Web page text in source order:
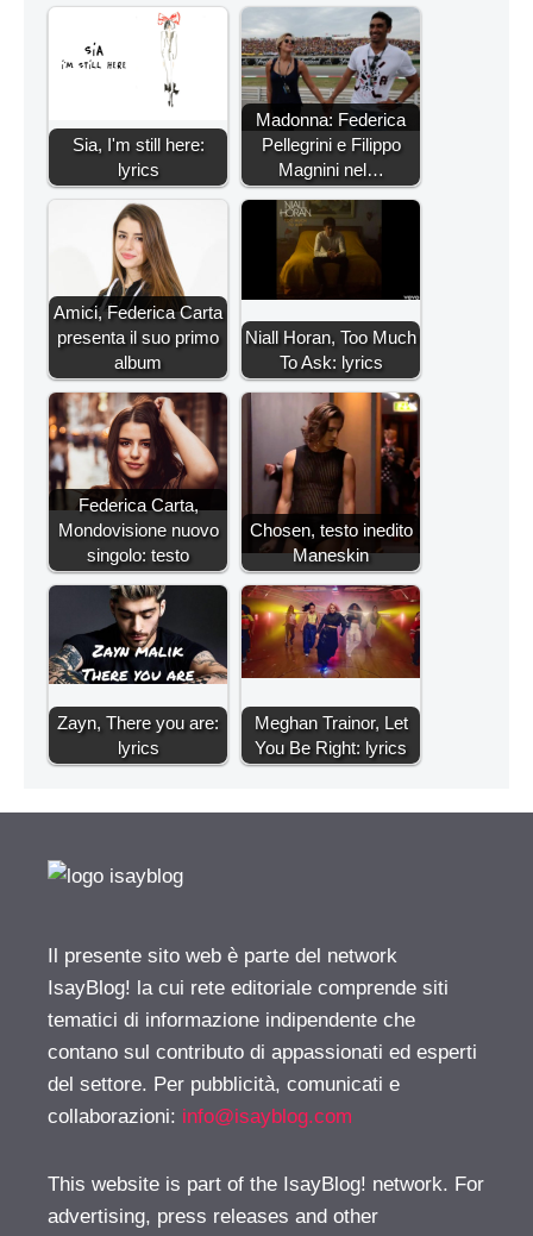
Sia, I'm still here:
lyrics
Madonna: Federica
Pellegrini e Filippo
Magnini nel…
Amici, Federica Carta
presenta il suo primo
album
Niall Horan, Too Much
To Ask: lyrics
Federica Carta,
Mondovisione nuovo
singolo: testo
Chosen, testo inedito
Maneskin
Zayn, There you are:
lyrics
Meghan Trainor, Let
You Be Right: lyrics
Il presente sito web è parte del network
IsayBlog! la cui rete editoriale comprende siti
tematici di informazione indipendente che
contano sul contributo di appassionati ed esperti
del settore. Per pubblicità, comunicati e
collaborazioni: info@isayblog.com
This website is part of the IsayBlog! network. For
advertising, press releases and other